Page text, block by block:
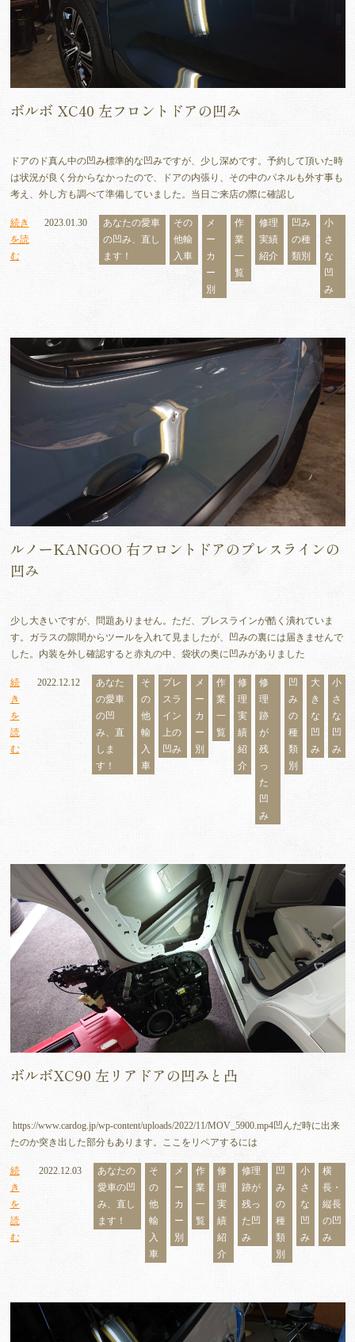
ボルボ XC40 左フロントドアの凹み
ドアのド真ん中の凹み標準的な凹みですが、少し深めです。予約して頂いた時
は状況が良く分からなかったので、ドアの内張り、その中のパネルも外す事も
考え、外し方も調べて準備していました。当日ご来店の際に確認し
続き
を読
む
2023.01.30
あなたの愛車
の凹み、直し
ます！
その
他輸
入車
メ
ー
カ
ー
別
作
業
一
覧
修理
実績
紹介
凹み
の種
類別
小
さ
な
凹
み
ルノーKANGOO 右フロントドアのプレスラインの
凹み
少し大きいですが、問題ありません。ただ、プレスラインが酷く潰れていま
す。ガラスの隙間からツールを入れて見ましたが、凹みの裏には届きませんで
した。内装を外し確認すると赤丸の中、袋状の奥に凹みがありました
続
き
を
読
む
2022.12.12
あなた
の愛車
の凹
み、直
しま
す！
そ
の
他
輸
入
車
プレ
スラ
イン
上の
凹み
メ
ー
カ
ー
別
作
業
一
覧
修
理
実
績
紹
介
修
理
跡
が
残
っ
た
凹
み
凹
み
の
種
類
別
大
き
な
凹
み
小
さ
な
凹
み
ボルボXC90 左リアドアの凹みと凸
https://www.cardog.jp/wp-content/uploads/2022/11/MOV_5900.mp4凹んだ時に出来
たのか突き出した部分もあります。ここをリペアするには
続
き
を
読
む
2022.12.03
あなたの
愛車の凹
み、直し
ます！
そ
の
他
輸
入
車
メ
ー
カ
ー
別
作
業
一
覧
修
理
実
績
紹
介
修理
跡が
残っ
た凹
み
凹
み
の
種
類
別
小
さ
な
凹
み
横
長・
縦長
の凹
み